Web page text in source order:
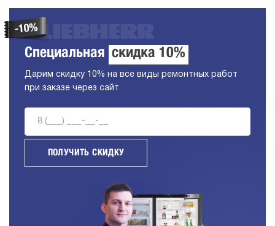
Специальная скидка 10%
Дарим скидку 10% на все виды ремонтных работ
при заказе через сайт
ПОЛУЧИТЬ СКИДКУ